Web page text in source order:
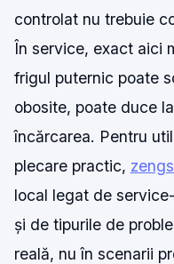
controlat nu trebuie
În service, exact aici
frigul puternic poate
obosite, poate duce
încărcarea. Pentru
plecare practic,
local legat de
și de tipurile de
reală, nu în scenarii